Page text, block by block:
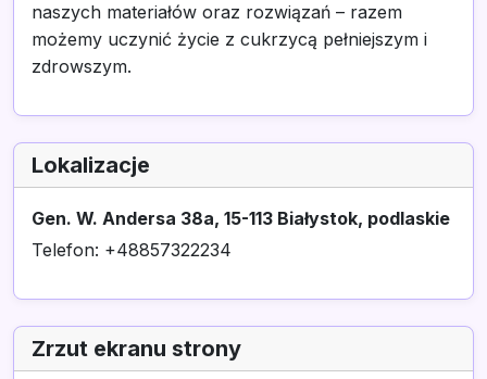
naszych materiałów oraz rozwiązań – razem
możemy uczynić życie z cukrzycą pełniejszym i
zdrowszym.
Lokalizacje
Gen. W. Andersa 38a, 15-113 Białystok, podlaskie
Telefon: +48857322234
Zrzut ekranu strony